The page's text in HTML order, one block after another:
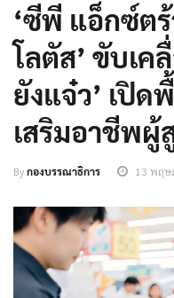
‘ซีพี แอ็กซ์ตร้
โลตัส’ ขับเค
ยังแจ๋ว’ เปิด
เสริมอาชีพผู้
Byกองบรรณาธิการ 13 พฤษ